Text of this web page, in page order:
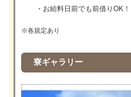
・お給料日前でも前借りOK！
※各規定あり
寮ギャラリー